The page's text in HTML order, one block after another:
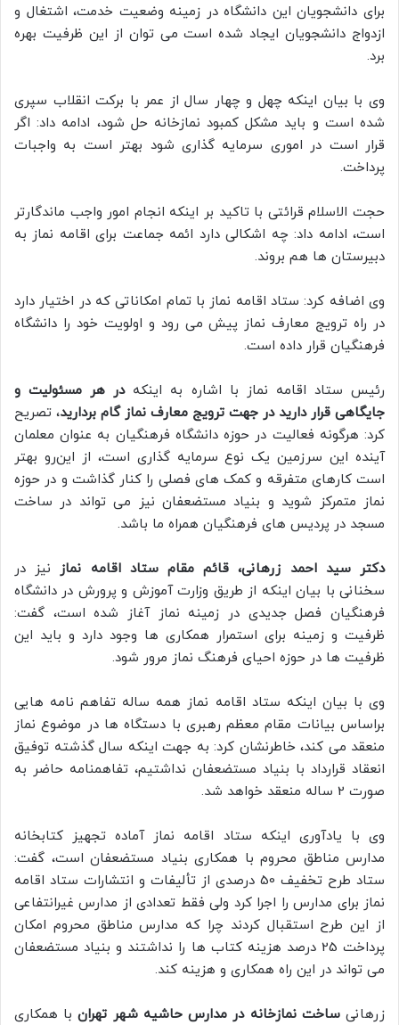
برای دانشجویان این دانشگاه در زمینه وضعیت خدمت، اشتغال و
ازدواج دانشجویان ایجاد شده است می توان از این ظرفیت بهره
برد.
وی با بیان اینکه چهل و چهار سال از عمر با برکت انقلاب سپری
شده است و باید مشکل کمبود نمازخانه حل شود، ادامه داد: اگر
قرار است در اموری سرمایه گذاری شود بهتر است به واجبات
پرداخت.
حجت الاسلام قرائتی با تاکید بر اینکه انجام امور واجب ماندگارتر
است، ادامه داد: چه اشکالی دارد ائمه جماعت برای اقامه نماز به
دبیرستان ها هم بروند.
وی اضافه کرد: ستاد اقامه نماز با تمام امکاناتی که در اختیار دارد
در راه ترویج معارف نماز پیش می رود و اولویت خود را دانشگاه
فرهنگیان قرار داده است.
رئیس ستاد اقامه نماز با اشاره به اینکهدر هر مسئولیت و
جايگاهی قرار دارید در جهت ترویج معارف نماز گام بردارید، تصریح
کرد: هرگونه فعالیت در حوزه دانشگاه فرهنگیان به عنوان معلمان
آینده این سرزمین یک نوع سرمایه گذاری است، از این‌رو بهتر
است کارهای متفرقه و کمک های فصلی را کنار گذاشت و در حوزه
نماز متمرکز شوید و بنیاد مستضعفان نیز می تواند در ساخت
مسجد در پردیس های فرهنگیان همراه ما باشد.
دکتر سید احمد زرهانی، قائم مقام ستاد اقامه نماز
نیز در
سخنانی با بیان اینکه از طریق وزارت آموزش و پرورش در دانشگاه
فرهنگیان فصل جدیدی در زمینه نماز آغاز شده است، گفت:
ظرفیت و زمینه برای استمرار همکاری ها وجود دارد و باید این
ظرفیت ها در حوزه احیای فرهنگ نماز مرور شود.
وی با بیان اینکه ستاد اقامه نماز همه ساله تفاهم نامه هایی
براساس بیانات مقام معظم رهبری با دستگاه ها در موضوع نماز
منعقد می کند، خاطرنشان کرد: به جهت اینکه سال گذشته توفیق
انعقاد قرارداد با بنیاد مستضعفان نداشتیم، تفاهمنامه حاضر به
صورت 2 ساله منعقد خواهد شد.
وی با یادآوری اینکه ستاد اقامه نماز آماده تجهیز کتابخانه
مدارس مناطق محروم با همکاری بنیاد مستضعفان است، گفت:
ستاد طرح تخفیف 50 درصدی از تألیفات و انتشارات ستاد اقامه
نماز برای مدارس را اجرا کرد ولی فقط تعدادی از مدارس غیرانتفاعی
از این طرح استقبال کردند چرا که مدارس مناطق محروم امکان
پرداخت 25 درصد هزینه کتاب ها را نداشتند و بنیاد مستضعفان
می تواند در این راه همکاری و هزینه کند.
زرهانیساخت نمازخانه در مدارس حاشیه شهر تهرانبا همکاری